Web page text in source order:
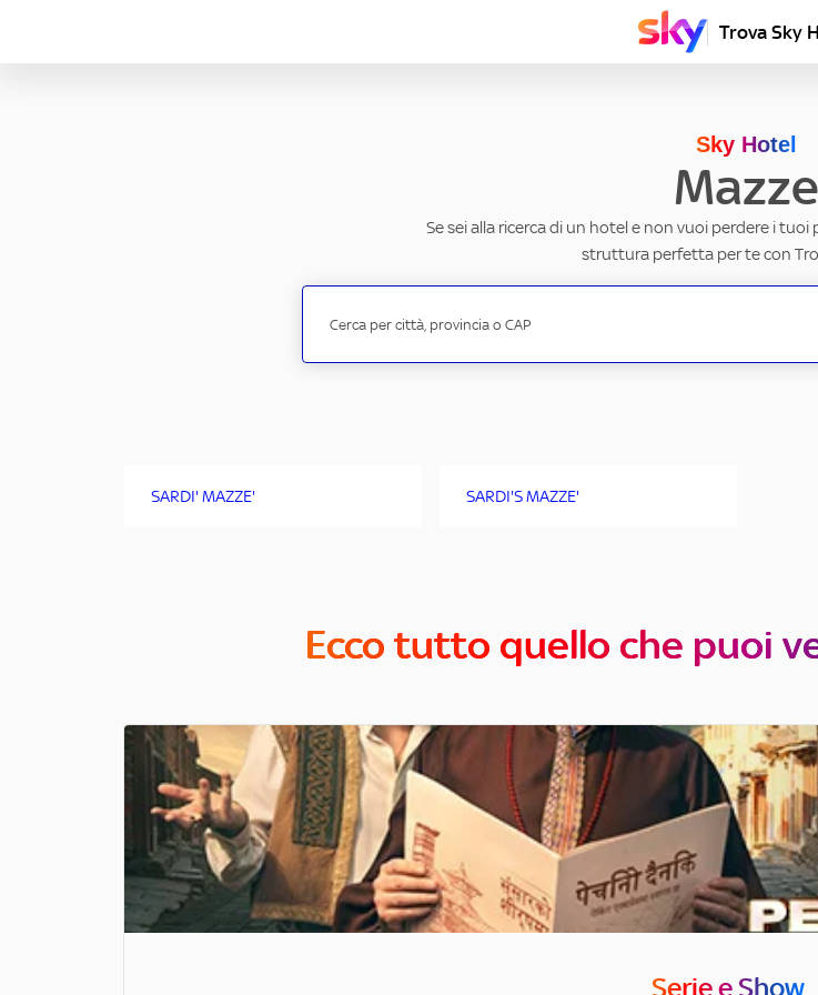
Trova Sky
Sky Hotel
Mazze
Se sei alla ricerca di un hotel e non vuoi perdere i
struttura perfetta per te con
SARDI' MAZZE' SARDI'S MAZZE'
Ecco tutto quello che puoi
Serie e Show